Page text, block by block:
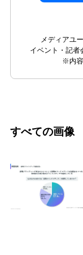
メディアユ
イベント・記者
※内容
すべての画像